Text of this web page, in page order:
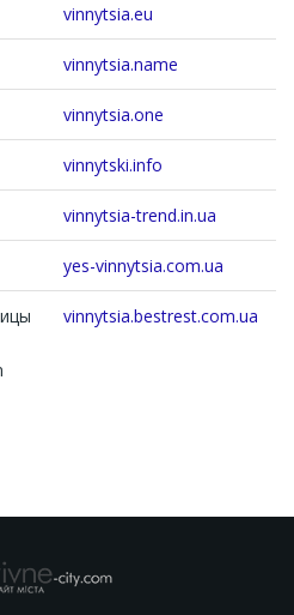
vinnytsia.eu
vinnytsia.name
vinnytsia.one
vinnytski.info
vinnytsia-trend.in.ua
yes-vinnytsia.com.ua
vinnytsia.bestrest.com.ua